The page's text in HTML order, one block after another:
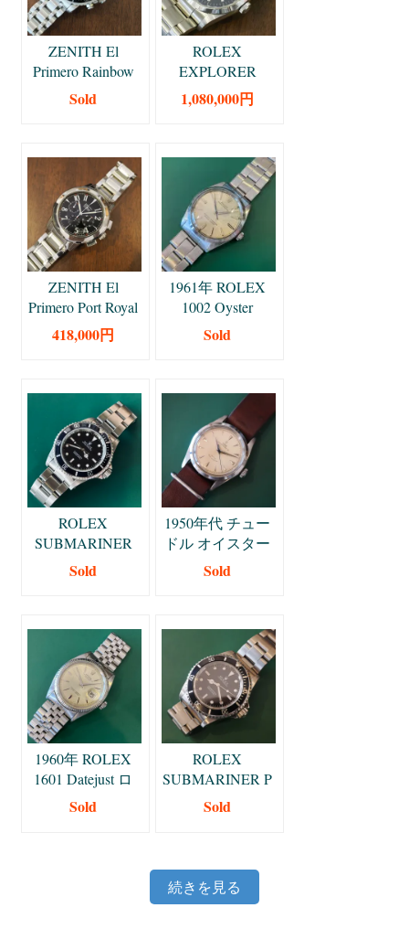
ZENITH El
Primero Rainbow
Fly-Back ゼニス
Sold
ROLEX
EXPLORER
2004年 ロレック
ス エクスプロー
1,080,000円
ZENITH El
Primero Port Royal
Ⅴ ゼニス エルプ
リメロ 40mm
418,000円
1961年 ROLEX
1002 Oyster
Perpetual ロレッ
Sold
ROLEX
SUBMARINER
T番 1996年 ロレ
Sold
1950年代 チュー
ドル オイスター
プリンス34
ーダー Cal.390
Sold
1960年 ROLEX
1601 Datejust ロ
レックス デイト
Sold
ROLEX
SUBMARINER P
番 2000年 ロレッ
Sold
続きを見る